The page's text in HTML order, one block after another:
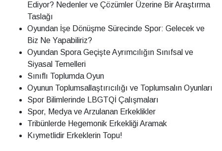
Ediyor? Nedenler ve Çözümler Üzerine Bir Araştırma
Taslağı
Oyundan İşe Dönüşme Sürecinde Spor: Gelecek ve
Biz Ne Yapabiliriz?
Oyundan Spora Geçişte Ayrımcılığın Sınıfsal ve
Siyasal Temelleri
Sınıflı Toplumda Oyun
Oyunun Toplumsallaştırıcılığı ve Toplumsalın Oyunları
Spor Bilimlerinde LBGTQİ Çalışmaları
Spor, Medya ve Arzulanan Erkeklikler
Tribünlerde Hegemonik Erkekliği Aramak
Kıymetlidir Erkeklerin Topu!